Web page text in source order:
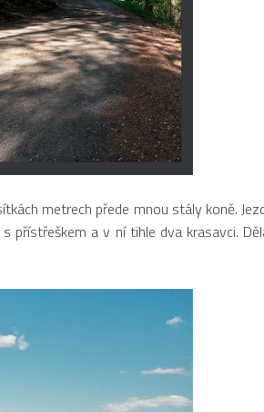
metrech přede mnou stály koně.
přístřeškem a v ní tihle dva krasavci.